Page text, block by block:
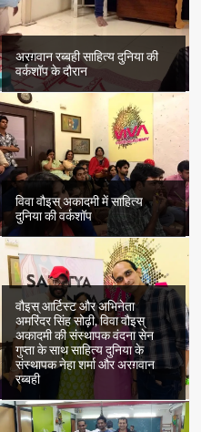
अरग़वान रब्बही साहित्य दुनिया की
वर्कशॉप के दौरान
विवा वौइस् अकादमी में साहित्य
दुनिया की वर्कशॉप
वौइस् आर्टिस्ट और अभिनेता
अमरिंदर सिंह सोढ़ी, विवा वौइस्
अकादमी की संस्थापक वंदना सेन
गुप्ता के साथ साहित्य दुनिया के
संस्थापक नेहा शर्मा और अरग़वान
रब्बही